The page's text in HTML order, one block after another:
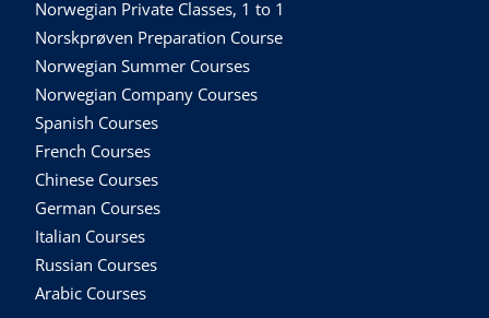
Norwegian Private Classes, 1 to 1
Norskprøven Preparation Course
Norwegian Summer Courses
Norwegian Company Courses
Spanish Courses
French Courses
Chinese Courses
German Courses
Italian Courses
Russian Courses
Arabic Courses